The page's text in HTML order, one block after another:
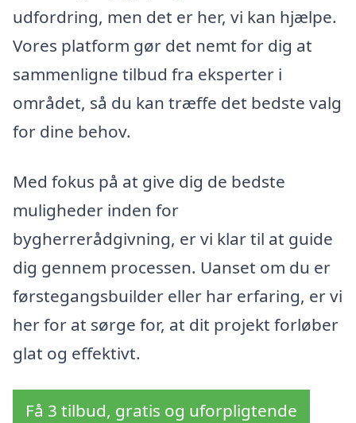
udfordring, men det er her, vi kan hjælpe.
Vores platform gør det nemt for dig at
sammenligne tilbud fra eksperter i
området, så du kan træffe det bedste valg
for dine behov.
Med fokus på at give dig de bedste
muligheder inden for
bygherrerådgivning, er vi klar til at guide
dig gennem processen. Uanset om du er
førstegangsbuilder eller har erfaring, er vi
her for at sørge for, at dit projekt forløber
glat og effektivt.
Få 3 tilbud, gratis og uforpligtende